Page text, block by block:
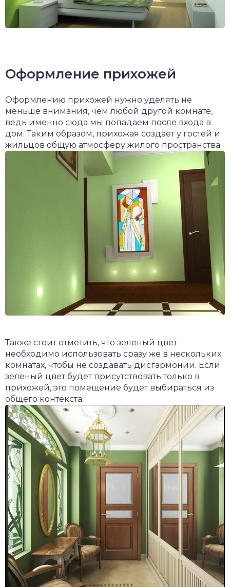
Оформление прихожей
Оформлению прихожей нужно уделять не
меньше внимания, чем любой другой комнате,
ведь именно сюда мы попадаем после входа в
дом. Таким образом, прихожая создает у гостей и
жильцов общую атмосферу жилого пространства.
Также стоит отметить, что зеленый цвет
необходимо использовать сразу же в нескольких
комнатах, чтобы не создавать дисгармонии. Если
зеленый цвет будет присутствовать только в
прихожей, это помещение будет выбираться из
общего контекста.